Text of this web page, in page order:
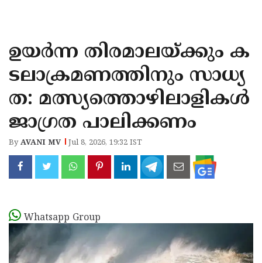
KANNUR
KASARAGOD
ഉയർന്ന തിരമാലയ്ക്കും ക
ടലാക്രമണത്തിനും സാധ്യ
ത: മത്സ്യത്തൊഴിലാളികൾ
ജാഗ്രത പാലിക്കണം
ByAVANI MV Jul 8, 2026, 19:32 IST
Whatsapp Group